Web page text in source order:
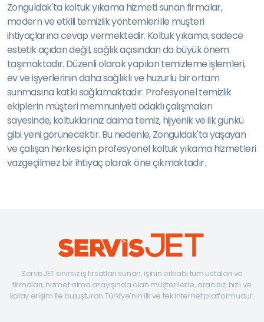
Zonguldak'ta koltuk yıkama hizmeti sunan firmalar,
modern ve etkili temizlik yöntemleri ile müşteri
ihtiyaçlarına cevap vermektedir. Koltuk yıkama, sadece
estetik açıdan değil, sağlık açısından da büyük önem
taşımaktadır. Düzenli olarak yapılan temizleme işlemleri,
ev ve işyerlerinin daha sağlıklı ve huzurlu bir ortam
sunmasına katkı sağlamaktadır. Profesyonel temizlik
ekiplerin müşteri memnuniyeti odaklı çalışmaları
sayesinde, koltuklarınız daima temiz, hijyenik ve ilk günkü
gibi yeni görünecektir. Bu nedenle, Zonguldak'ta yaşayan
ve çalışan herkes için profesyonel koltuk yıkama hizmetleri
vazgeçilmez bir ihtiyaç olarak öne çıkmaktadır.
ServisJET sınırsız iş fırsatları sunan, işinin erbabı tüm ustaları ve
firmaları, hizmet alma arayışında olan müşterilerle, aracısız, hızlı ve
kolay erişim ile buluşturan Türkiye’nin ilk ve tek internet platformudur.